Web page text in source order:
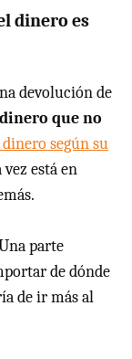
dinero es
devolución de
que no
según su
está en
parte
de dónde
de ir más al